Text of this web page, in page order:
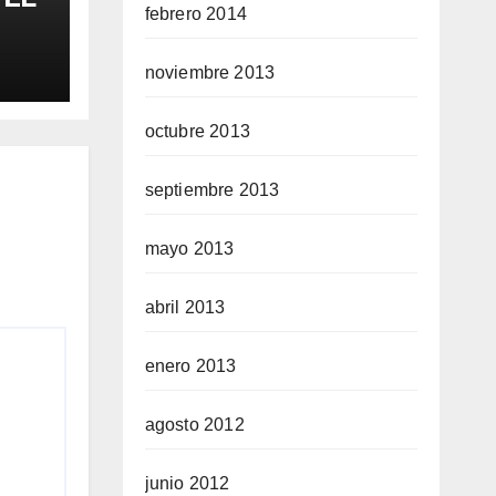
febrero 2014
noviembre 2013
octubre 2013
septiembre 2013
mayo 2013
abril 2013
enero 2013
agosto 2012
junio 2012